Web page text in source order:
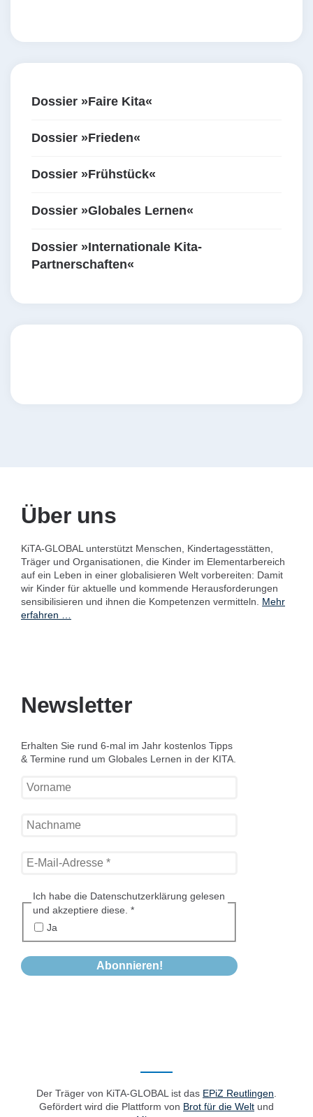
Dossier »Faire Kita«
Dossier »Frieden«
Dossier »Frühstück«
Dossier »Globales Lernen«
Dossier »Internationale Kita-
Partnerschaften«
Über uns
KiTA-GLOBAL unterstützt Menschen, Kindertagesstätten,
Träger und Organisationen, die Kinder im Elementarbereich
auf ein Leben in einer globalisieren Welt vorbereiten: Damit
wir Kinder für aktuelle und kommende Herausforderungen
sensibilisieren und ihnen die Kompetenzen vermitteln. Mehr
erfahren …
Newsletter
Erhalten Sie rund 6-mal im Jahr kostenlos Tipps
& Termine rund um Globales Lernen in der KITA.
Ich habe die Datenschutzerklärung gelesen
und akzeptiere diese. *
Ja
Der Träger von KiTA-GLOBAL ist das EPiZ Reutlingen
Gefördert wird die Plattform von Brot für die Welt und